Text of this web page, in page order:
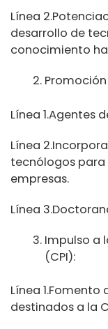
Línea
desarrollo de
conocimiento
Línea 1.Agentes
Línea
tecnólogos
empresas.
Línea
Impulso a
(CPI):
Línea 1.Fomento
destinados a la